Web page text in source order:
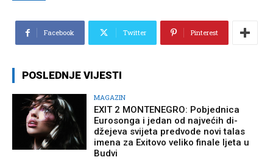
Facebook Twitter Pinterest
POSLEDNJE VIJESTI
MAGAZIN
EXIT 2 MONTENEGRO: Pobjednica
Eurosonga i jedan od najvećih di-
džejeva svijeta predvode novi talas
imena za Exitovo veliko finale ljeta u
Budvi